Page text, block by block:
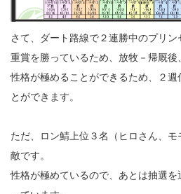
さて、ダート路線で２連勝中のプリン
重賞を勝っているため、放牧－帰厩後
性格が極めることができるため、２週
とができます。
ただ、ロン鯖上位３名（ヒロさん、
敵です。
性格が極めているので、あとは抽選